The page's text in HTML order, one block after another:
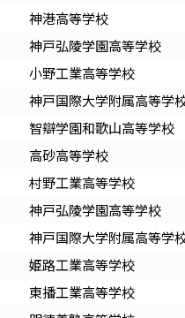
神港高等学校
神戸弘陵学園高等学校
小野工業高等学校
神戸国際大学附属高等学
智辯学園和歌山高等学校
高砂高等学校
村野工業高等学校
神戸弘陵学園高等学校
神戸国際大学附属高等学
姫路工業高等学校
東播工業高等学校